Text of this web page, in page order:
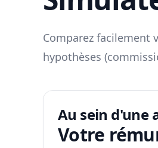
Comparez facilement
hypothèses
Au sein d'une
Votre